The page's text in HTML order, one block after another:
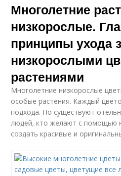
Многолетние
низкорослые.
принципы ухода
низкорослыми
растениями
Многолетние низкорослые
особые растения. Каждый
подхода. Но существуют
людей, кто желают с помощью
создать красивые и